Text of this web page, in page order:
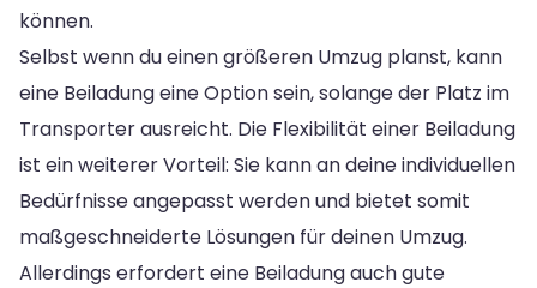
können.
Selbst wenn du einen größeren Umzug planst, kann
eine Beiladung eine Option sein, solange der Platz im
Transporter ausreicht. Die Flexibilität einer Beiladung
ist ein weiterer Vorteil: Sie kann an deine individuellen
Bedürfnisse angepasst werden und bietet somit
maßgeschneiderte Lösungen für deinen Umzug.
Allerdings erfordert eine Beiladung auch gute